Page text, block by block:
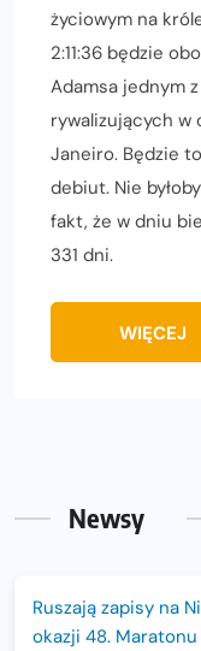
życiowym na
2:11:36 będzie
Adamsa jednym
rywalizujących w
Janeiro. Będzie
debiut. Nie
fakt, że w dniu
331 dni.
WIĘCEJ
Newsy
Ruszają zapisy na
okazji 48.